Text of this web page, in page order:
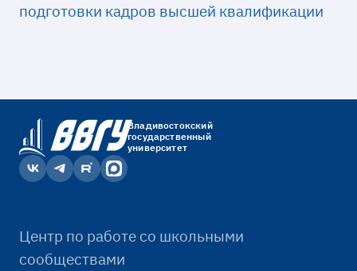
подготовки кадров высшей квалификации
Владивостокский
государственный
университет
Центр по работе со школьными
сообществами